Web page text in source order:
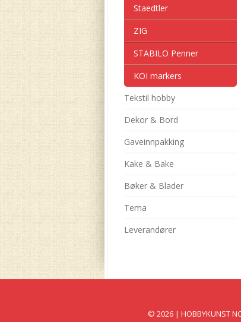
Staedtler
ZIG
STABILO Penner
KOI markers
Tekstil hobby
Dekor & Bord
Gaveinnpakking
Kake & Bake
Bøker & Blader
Tema
Leverandører
© 2026 | HOBBYKUNST